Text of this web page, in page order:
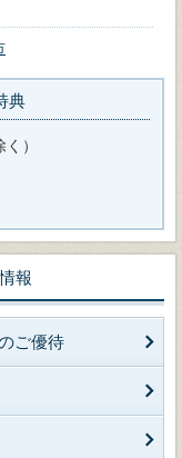
典
）
報
ご優待